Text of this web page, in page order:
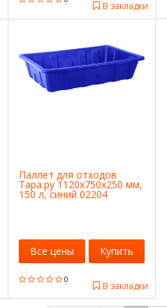
В закладки
Паллет для отходов
Тара.ру 1120x750x250 мм,
150 л, синий 02204
0
В закладки
Все цены Купить